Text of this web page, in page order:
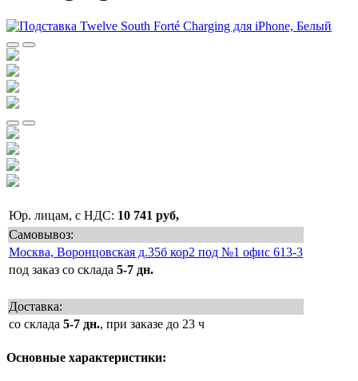
Юр. лицам, с НДС: 10 741 руб,
Самовывоз:
Москва, Воронцовская д.35б кор2 под №1 офис 613-3
под заказ со склада 5-7 дн.
Доставка:
со склада 5-7 дн., при заказе до 23 ч
Основные характеристики: